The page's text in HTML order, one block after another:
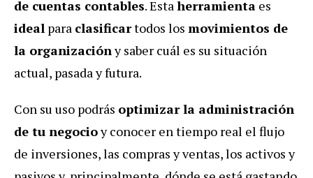
de cuentas contables. Estaherramienta es
ideal para clasificartodos los movimientos de
la organizacióny saber cuál es su situación
actual, pasada y futura.
Con su uso podrás optimizar la administración
de tu negocioy conocer en tiempo real el flujo
de inversiones, las compras y ventas, los activos y